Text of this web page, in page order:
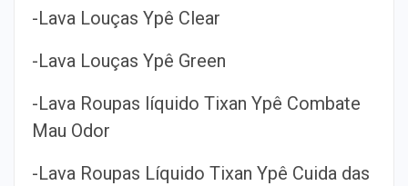
-Lava Louças Ypê Clear
-Lava Louças Ypê Green
-Lava Roupas líquido Tixan Ypê Combate
Mau Odor
-Lava Roupas Líquido Tixan Ypê Cuida das